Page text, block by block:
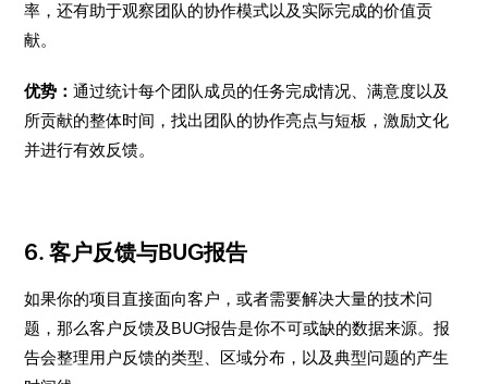
率，还有助于观察团队的协作模式以及实际完成的价值贡
献。
优势：通过统计每个团队成员的任务完成情况、满意度以及
所贡献的整体时间，找出团队的协作亮点与短板，激励文化
并进行有效反馈。
6. 客户反馈与BUG报告
如果你的项目直接面向客户，或者需要解决大量的技术问
题，那么客户反馈及BUG报告是你不可或缺的数据来源。报
告会整理用户反馈的类型、区域分布，以及典型问题的产生